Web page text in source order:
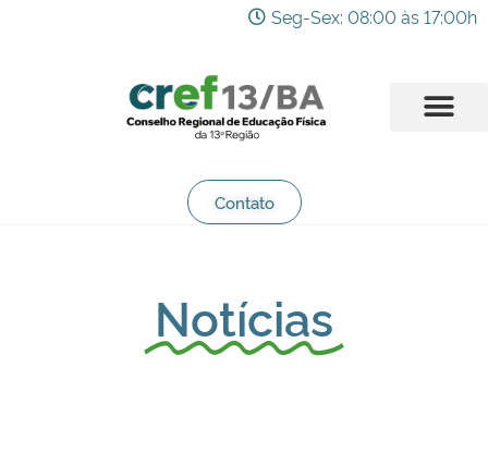
Seg-Sex: 08:00 às 17:00h
Contato
Notícias